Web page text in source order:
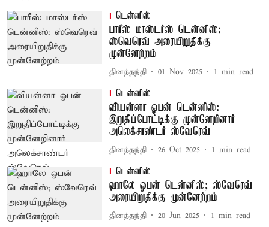
டென்னிஸ்
பாரீஸ் மாஸ்டர்ஸ் டென்னிஸ்:
ஸ்வெரெவ் அரையிறுதிக்கு
முன்னேற்றம்
தினத்தந்தி 01 Nov 2025 1 min read
டென்னிஸ்
வியன்னா ஓபன் டென்னிஸ்:
இறுதிப்போட்டிக்கு முன்னேறினார்
அலெக்சாண்டர் ஸ்வேரெவ்
தினத்தந்தி 26 Oct 2025 1 min read
டென்னிஸ்
ஹாலே ஓபன் டென்னிஸ்; ஸ்வேரெவ்
அரையிறுதிக்கு முன்னேற்றம்
தினத்தந்தி 20 Jun 2025 1 min read